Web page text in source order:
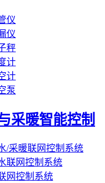
仪
仪
秤
计
计
泵
采暖智能控制
/采暖联网控制系统
联网控制系统
网控制系统